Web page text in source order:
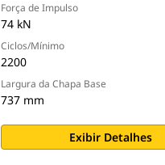
Força de Impulso
74 kN
Ciclos/Mínimo
2200
Largura da Chapa Base
737 mm
Exibir Detalhes